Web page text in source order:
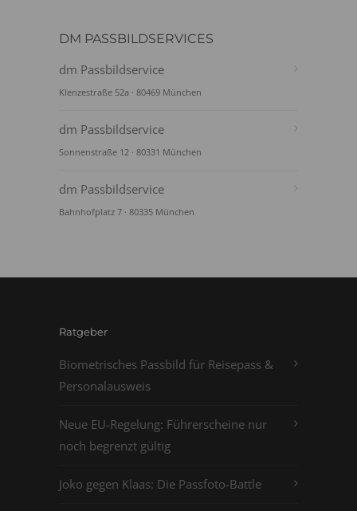
DM PASSBILDSERVICES
dm Passbildservice
Klenzestraße 52a · 80469 München
dm Passbildservice
Sonnenstraße 12 · 80331 München
dm Passbildservice
Bahnhofplatz 7 · 80335 München
Ratgeber
Biometrisches Passbild für Reisepass &
Personalausweis
Neue EU-Regelung: Führerscheine nur
noch begrenzt gültig
Joko gegen Klaas: Die Passfoto-Battle